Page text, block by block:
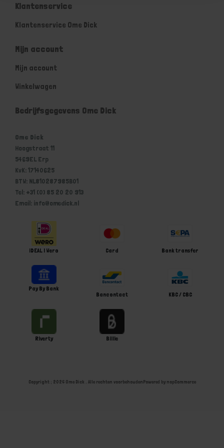
Klantenservice
Klantenservice Ome Dick
Mijn account
Mijn account
Winkelwagen
Bedrijfsgegevens Ome Dick
Ome Dick
Hoogstraat 11
5469EL Erp
KvK: 17140625
BTW: NL810287985B01
Tel: +31 (0) 85 20 20 913
Email: info@omedick.nl
iDEAL | Wero Card Bank transfer
Pay By Bank
Bancontact
KBC / CBC
Riverty Billie
Copyright ; 2026 Ome Dick . Alle rechten voorbehoudenPowered by nopCommerce